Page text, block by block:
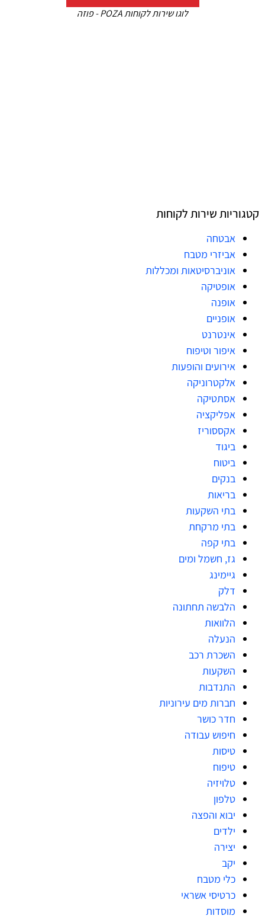
לוגו שירות לקוחות POZA - פוזה
קטגוריות שירות לקוחות
אבטחה
אביזרי מטבח
אוניברסיטאות ומכללות
אופטיקה
אופנה
אופניים
אינטרנט
איפור וטיפוח
אירועים והופעות
אלקטרוניקה
אסתטיקה
אפליקציה
אקססוריז
ביגוד
ביטוח
בנקים
בריאות
בתי השקעות
בתי מרקחת
בתי קפה
גז, חשמל ומים
גיימינג
דלק
הלבשה תחתונה
הלוואות
הנעלה
השכרת רכב
השקעות
התנדבות
חברות מים עירוניות
חדר כושר
חיפוש עבודה
טיסות
טיפוח
טלויזיה
טלפון
יבוא והפצה
ילדים
יצירה
יקב
כלי מטבח
כרטיסי אשראי
מוסדות